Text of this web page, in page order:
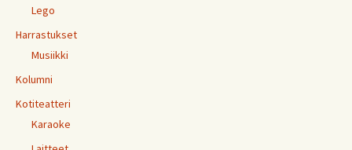
Lego
Harrastukset
Musiikki
Kolumni
Kotiteatteri
Karaoke